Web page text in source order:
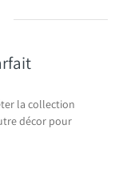
la collection
décor pour